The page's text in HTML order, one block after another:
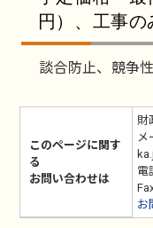
円）、工事の
談合防止、競争性
このページに関す
る
お問い合わせは
財
メ
電
お